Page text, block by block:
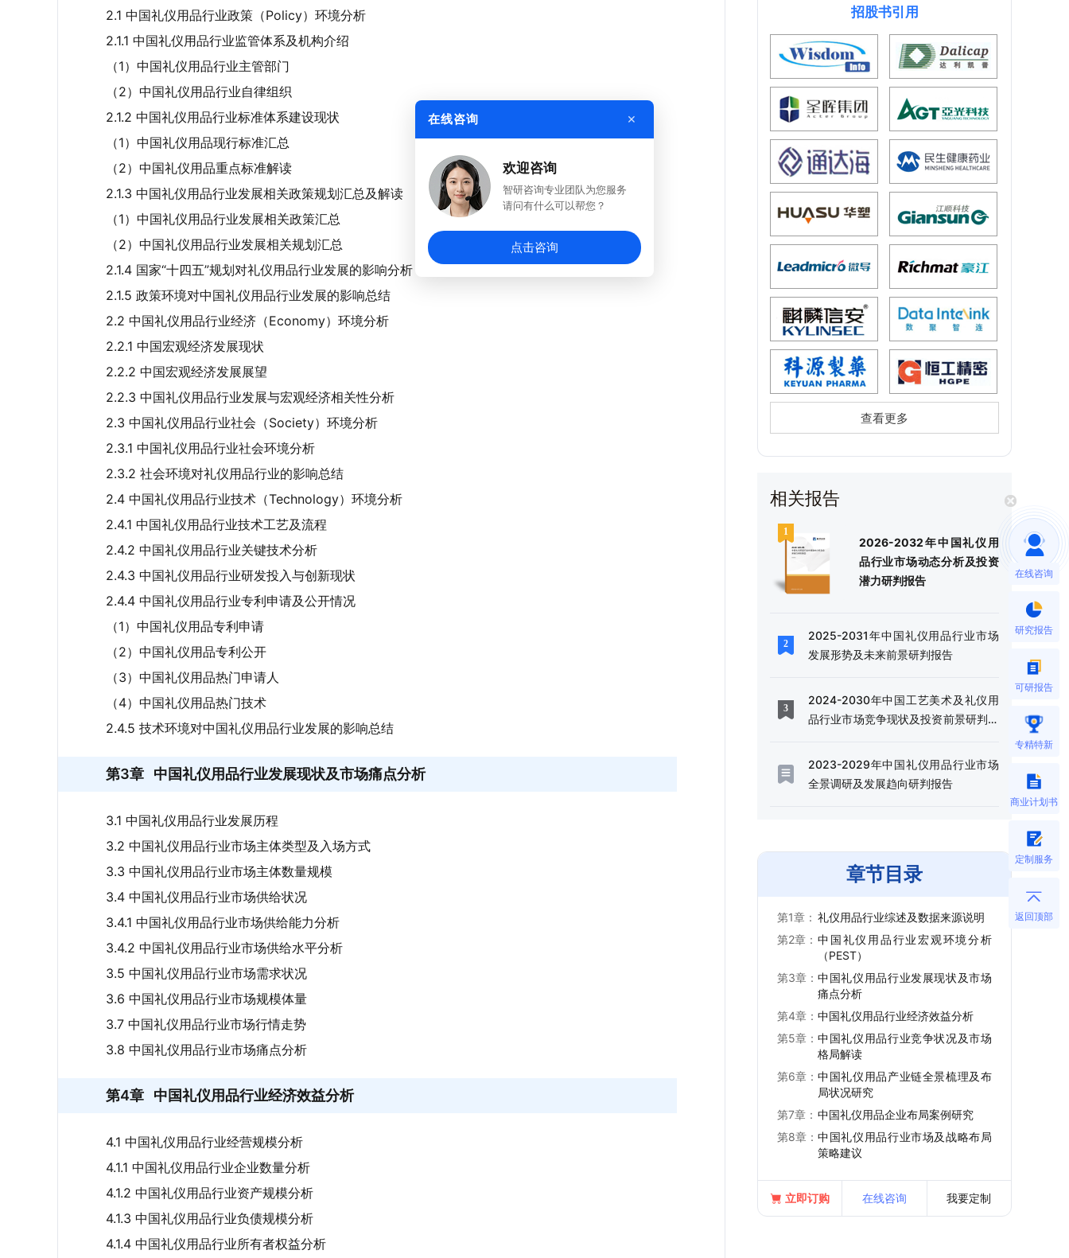
2.1 中国礼仪用品行业政策（Policy）环境分析
2.1.1 中国礼仪用品行业监管体系及机构介绍
（1）中国礼仪用品行业主管部门
（2）中国礼仪用品行业自律组织
2.1.2 中国礼仪用品行业标准体系建设现状
（1）中国礼仪用品现行标准汇总
（2）中国礼仪用品重点标准解读
2.1.3 中国礼仪用品行业发展相关政策规划汇总及解读
（1）中国礼仪用品行业发展相关政策汇总
（2）中国礼仪用品行业发展相关规划汇总
2.1.4 国家“十四五”规划对礼仪用品行业发展的影响分析
2.1.5 政策环境对中国礼仪用品行业发展的影响总结
2.2 中国礼仪用品行业经济（Economy）环境分析
2.2.1 中国宏观经济发展现状
2.2.2 中国宏观经济发展展望
2.2.3 中国礼仪用品行业发展与宏观经济相关性分析
2.3 中国礼仪用品行业社会（Society）环境分析
2.3.1 中国礼仪用品行业社会环境分析
2.3.2 社会环境对礼仪用品行业的影响总结
2.4 中国礼仪用品行业技术（Technology）环境分析
2.4.1 中国礼仪用品行业技术工艺及流程
2.4.2 中国礼仪用品行业关键技术分析
2.4.3 中国礼仪用品行业研发投入与创新现状
2.4.4 中国礼仪用品行业专利申请及公开情况
（1）中国礼仪用品专利申请
（2）中国礼仪用品专利公开
（3）中国礼仪用品热门申请人
（4）中国礼仪用品热门技术
2.4.5 技术环境对中国礼仪用品行业发展的影响总结
第3章 中国礼仪用品行业发展现状及市场痛点分析
3.1 中国礼仪用品行业发展历程
3.2 中国礼仪用品行业市场主体类型及入场方式
3.3 中国礼仪用品行业市场主体数量规模
3.4 中国礼仪用品行业市场供给状况
3.4.1 中国礼仪用品行业市场供给能力分析
3.4.2 中国礼仪用品行业市场供给水平分析
3.5 中国礼仪用品行业市场需求状况
3.6 中国礼仪用品行业市场规模体量
3.7 中国礼仪用品行业市场行情走势
3.8 中国礼仪用品行业市场痛点分析
第4章 中国礼仪用品行业经济效益分析
4.1 中国礼仪用品行业经营规模分析
4.1.1 中国礼仪用品行业企业数量分析
4.1.2 中国礼仪用品行业资产规模分析
4.1.3 中国礼仪用品行业负债规模分析
4.1.4 中国礼仪用品行业所有者权益分析
招股书引用
查看更多
相关报告
2026-2032年中国礼仪用
品行业市场动态分析及投资
潜力研判报告
2025-2031年中国礼仪用品行业市场
发展形势及未来前景研判报告
2024-2030年中国工艺美术及礼仪用
品行业市场竞争现状及投资前景研判报
2023-2029年中国礼仪用品行业市场
全景调研及发展趋向研判报告
章节目录
第1章： 礼仪用品行业综述及数据来源说明
第2章： 中国礼仪用品行业宏观环境分析
（PEST）
第3章： 中国礼仪用品行业发展现状及市场
痛点分析
第4章： 中国礼仪用品行业经济效益分析
第5章： 中国礼仪用品行业竞争状况及市场
格局解读
第6章： 中国礼仪用品产业链全景梳理及布
局状况研究
第7章： 中国礼仪用品企业布局案例研究
第8章： 中国礼仪用品行业市场及战略布局
策略建议
立即订购 在线咨询 我要定制
在线咨询
研究报告
可研报告
专精特新
商业计划书
定制服务
返回顶部
在线咨询 ×
欢迎咨询
智研咨询专业团队为您服务
请问有什么可以帮您？
点击咨询